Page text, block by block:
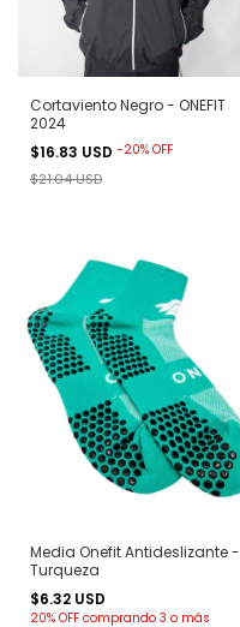
Cortaviento Negro - ONEFIT
2024
$16.83 USD -20% OFF
$21.04 USD
Media Onefit Antideslizante -
Turqueza
$6.32 USD
20% OFF comprando 3 o más